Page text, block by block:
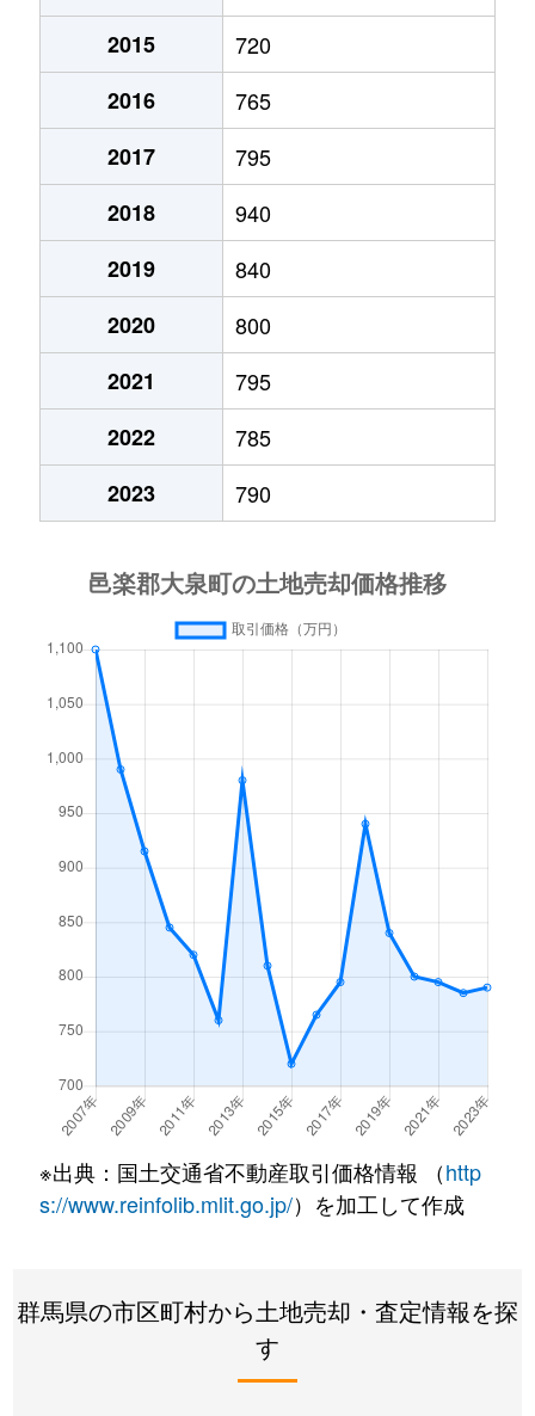
大字古氷
2,200万円
大字吉田
300万円
大字吉田
59万円
大字吉田
790万円
大字吉田
600万円
大字吉田
430万円
大字寄木戸
430万円
大字寄木戸
130万円
大字寄木戸
300万円
西小泉
2015
720
2016
765
2017
795
2018
940
2019
840
2020
800
2021
795
2022
785
2023
790
※出典：国土交通省不動産取引価格情報 （http
s://www.reinfolib.mlit.go.jp/）を加工して作成
群馬県の市区町村から土地売却・査定情報を探
す